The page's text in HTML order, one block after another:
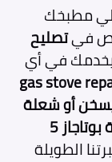
مطبخك
فيتصليح
يخدمك في أي
gas stove
يسخن أو شعلة
صيانة بوتاجاز 5
الطويلة